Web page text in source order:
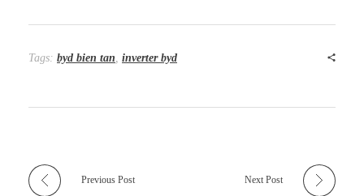
Tags: byd bien tan inverter byd
Previous Post Next Post